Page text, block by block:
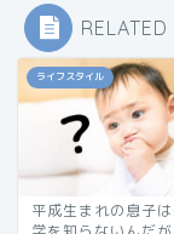
ライフスタイル
平成生まれの息子